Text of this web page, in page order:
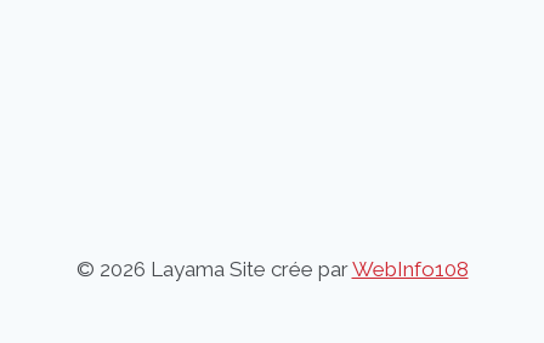
© 2026 Layama Site crée parWebInfo108